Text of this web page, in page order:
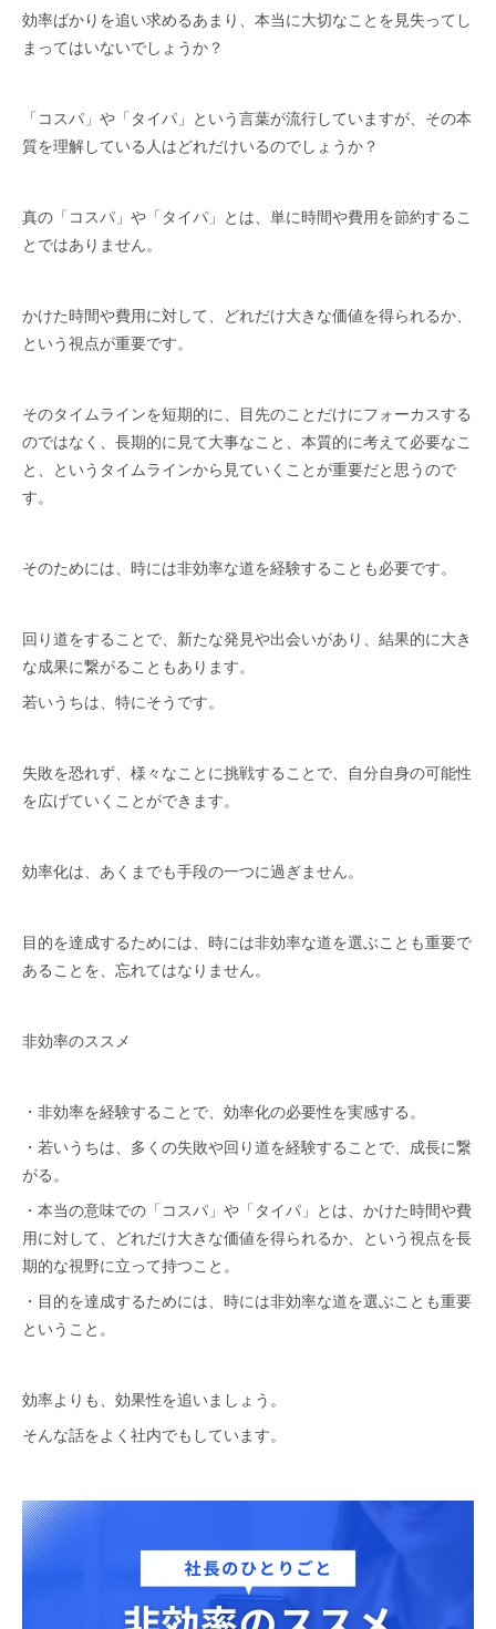
効率ばかりを追い求めるあまり、本当に大切なことを見失ってし
まってはいないでしょうか？
「コスパ」や「タイパ」という言葉が流行していますが、その本
質を理解している人はどれだけいるのでしょうか？
真の「コスパ」や「タイパ」とは、単に時間や費用を節約するこ
とではありません。
かけた時間や費用に対して、どれだけ大きな価値を得られるか、
という視点が重要です。
そのタイムラインを短期的に、目先のことだけにフォーカスする
のではなく、長期的に見て大事なこと、本質的に考えて必要なこ
と、というタイムラインから見ていくことが重要だと思うので
す。
そのためには、時には非効率な道を経験することも必要です。
回り道をすることで、新たな発見や出会いがあり、結果的に大き
な成果に繋がることもあります。
若いうちは、特にそうです。
失敗を恐れず、様々なことに挑戦することで、自分自身の可能性
を広げていくことができます。
効率化は、あくまでも手段の一つに過ぎません。
目的を達成するためには、時には非効率な道を選ぶことも重要で
あることを、忘れてはなりません。
非効率のススメ
・非効率を経験することで、効率化の必要性を実感する。
・若いうちは、多くの失敗や回り道を経験することで、成長に繋
がる。
・本当の意味での「コスパ」や「タイパ」とは、かけた時間や費
用に対して、どれだけ大きな価値を得られるか、という視点を長
期的な視野に立って持つこと。
・目的を達成するためには、時には非効率な道を選ぶことも重要
ということ。
効率よりも、効果性を追いましょう。
そんな話をよく社内でもしています。